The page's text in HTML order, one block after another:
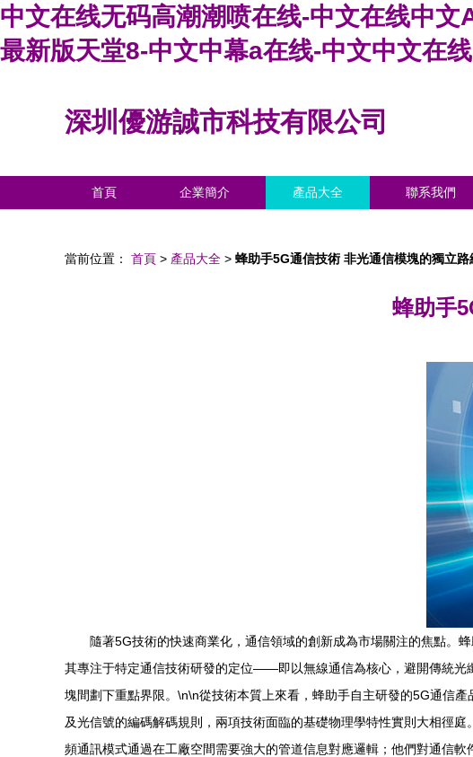
中文在线无码高潮潮喷在线-中文在线中
最新版天堂8-中文中幕a在线-中文中文在
深圳優游誠市科技有限公司
首頁 企業簡介 產品大全 聯系我們
當前位置： 首頁 > 產品大全 > 蜂助手5G通信技術 非光通信模塊的獨立路
蜂助手
隨著5G技術的快速商業化，通信領域的創新成為市場關注的焦點。
其專注于特定通信技術研發的定位——即以無線通信為核心，避開傳統光
塊間劃下重點界限。\n\n從技術本質上來看，蜂助手自主研發的5G通信
及光信號的編碼解碼規則，兩項技術面臨的基礎物理學特性實則大相徑
頻通訊模式通過在工廠空間需要強大的管道信息對應邏輯；他們對通信